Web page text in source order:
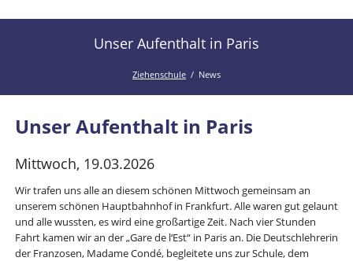
Ziehenschule
Unser Aufenthalt in Paris
Ziehenschule News
Unser Aufenthalt in Paris
Mittwoch, 19.03.2026
Wir trafen uns alle an diesem schönen Mittwoch gemeinsam an
unserem schönen Hauptbahnhof in Frankfurt. Alle waren gut gelaunt
und alle wussten, es wird eine großartige Zeit. Nach vier Stunden
Fahrt kamen wir an der „Gare de l‘Est“ in Paris an. Die Deutschlehrerin
der Franzosen, Madame Condé, begleitete uns zur Schule, dem